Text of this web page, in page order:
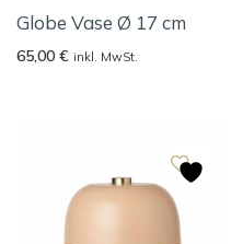
Globe Vase Ø 17 cm
65,00 € inkl. MwSt.